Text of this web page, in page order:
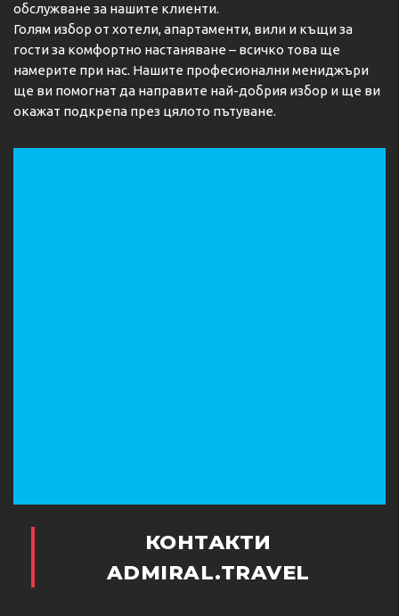
обслужване за нашите клиенти.
Голям избор от хотели, апартаменти, вили и къщи за
гости за комфортно настаняване – всичко това ще
намерите при нас. Нашите професионални мениджъри
ще ви помогнат да направите най-добрия избор и ще ви
окажат подкрепа през цялото пътуване.
КОНТАКТИ
ADMIRAL.TRAVEL